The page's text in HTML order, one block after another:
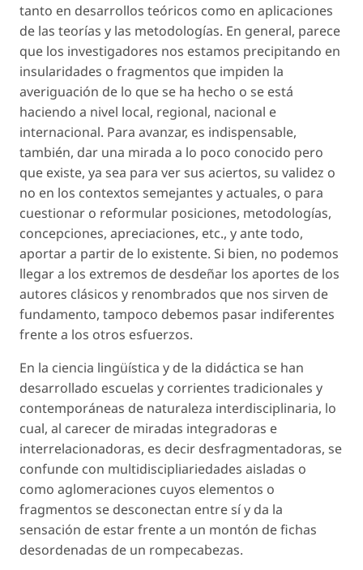
tanto en desarrollos teóricos como en aplicaciones
de las teorías y las metodologías. En general, parece
que los investigadores nos estamos precipitando en
insularidades o fragmentos que impiden la
averiguación de lo que se ha hecho o se está
haciendo a nivel local, regional, nacional e
internacional. Para avanzar, es indispensable,
también, dar una mirada a lo poco conocido pero
que existe, ya sea para ver sus aciertos, su validez o
no en los contextos semejantes y actuales, o para
cuestionar o reformular posiciones, metodologías,
concepciones, apreciaciones, etc., y ante todo,
aportar a partir de lo existente. Si bien, no podemos
llegar a los extremos de desdeñar los aportes de los
autores clásicos y renombrados que nos sirven de
fundamento, tampoco debemos pasar indiferentes
frente a los otros esfuerzos.
En la ciencia lingüística y de la didáctica se han
desarrollado escuelas y corrientes tradicionales y
contemporáneas de naturaleza interdisciplinaria, lo
cual, al carecer de miradas integradoras e
interrelacionadoras, es decir desfragmentadoras, se
confunde con multidiscipliariedades aisladas o
como aglomeraciones cuyos elementos o
fragmentos se desconectan entre sí y da la
sensación de estar frente a un montón de fichas
desordenadas de un rompecabezas.